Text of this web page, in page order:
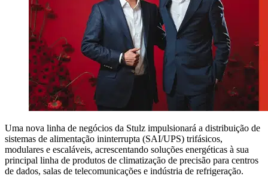
Uma nova linha de negócios da Stulz impulsionará a distribuição de
sistemas de alimentação ininterrupta (SAI/UPS) trifásicos,
modulares e escaláveis, acrescentando soluções energéticas à sua
principal linha de produtos de climatização de precisão para centros
de dados, salas de telecomunicações e indústria de refrigeração.